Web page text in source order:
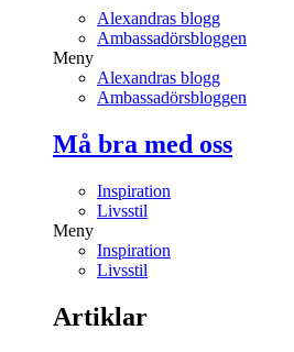
Alexandras blogg
Ambassadörsbloggen
Meny
Alexandras blogg
Ambassadörsbloggen
Må bra med oss
Inspiration
Livsstil
Meny
Inspiration
Livsstil
Artiklar